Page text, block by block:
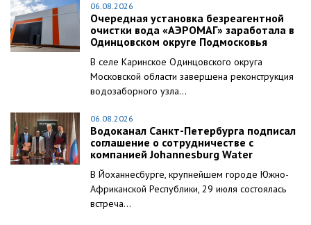
06.08.2026
Очередная установка безреагентной
очистки вода «АЭРОМАГ» заработала в
Одинцовском округе Подмосковья
В селе Каринское Одинцовского округа
Московской области завершена реконструкция
водозаборного узла...
06.08.2026
Водоканал Санкт-Петербурга подписал
соглашение о сотрудничестве с
компанией Johannesburg Water
В Йоханнесбурге, крупнейшем городе Южно-
Африканской Республики, 29 июля состоялась
встреча...